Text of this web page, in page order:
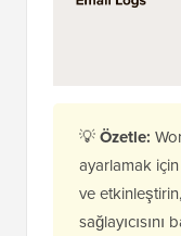
💡Özetle:
ayarlamak
ve